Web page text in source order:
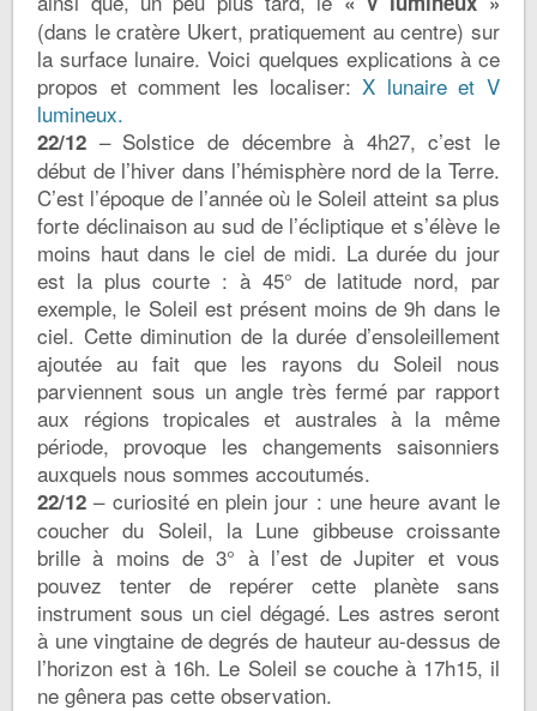
(dans le cratère Ukert, pratiquement au centre) sur
la surface lunaire. Voici quelques explications à ce
propos et comment les localiser: X lunaire et V
lumineux.
22/12 – Solstice de décembre à 4h27, c’est le
début de l’hiver dans l’hémisphère nord de la Terre.
C’est l’époque de l’année où le Soleil atteint sa plus
forte déclinaison au sud de l’écliptique et s’élève le
moins haut dans le ciel de midi. La durée du jour
est la plus courte : à 45° de latitude nord, par
exemple, le Soleil est présent moins de 9h dans le
ciel. Cette diminution de la durée d’ensoleillement
ajoutée au fait que les rayons du Soleil nous
parviennent sous un angle très fermé par rapport
aux régions tropicales et australes à la même
période, provoque les changements saisonniers
auxquels nous sommes accoutumés.
22/12 – curiosité en plein jour : une heure avant le
coucher du Soleil, la Lune gibbeuse croissante
brille à moins de 3° à l’est de Jupiter et vous
pouvez tenter de repérer cette planète sans
instrument sous un ciel dégagé. Les astres seront
à une vingtaine de degrés de hauteur au-dessus de
l’horizon est à 16h. Le Soleil se couche à 17h15, il
ne gênera pas cette observation.